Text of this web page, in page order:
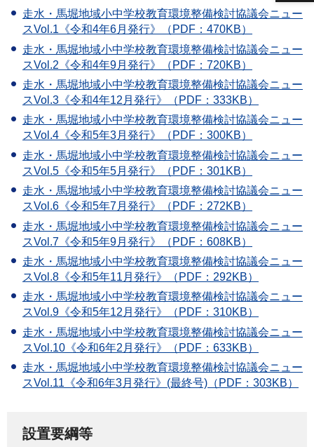
走水・馬堀地域小中学校教育環境整備検討協議会ニュー
スVol.1《令和4年6月発行》（PDF：470KB）
走水・馬堀地域小中学校教育環境整備検討協議会ニュー
スVol.2《令和4年9月発行》（PDF：720KB）
走水・馬堀地域小中学校教育環境整備検討協議会ニュー
スVol.3《令和4年12月発行》（PDF：333KB）
走水・馬堀地域小中学校教育環境整備検討協議会ニュー
スVol.4《令和5年3月発行》（PDF：300KB）
走水・馬堀地域小中学校教育環境整備検討協議会ニュー
スVol.5《令和5年5月発行》（PDF：301KB）
走水・馬堀地域小中学校教育環境整備検討協議会ニュー
スVol.6《令和5年7月発行》（PDF：272KB）
走水・馬堀地域小中学校教育環境整備検討協議会ニュー
スVol.7《令和5年9月発行》（PDF：608KB）
走水・馬堀地域小中学校教育環境整備検討協議会ニュー
スVol.8《令和5年11月発行》（PDF：292KB）
走水・馬堀地域小中学校教育環境整備検討協議会ニュー
スVol.9《令和5年12月発行》（PDF：310KB）
走水・馬堀地域小中学校教育環境整備検討協議会ニュー
スVol.10《令和6年2月発行》（PDF：633KB）
走水・馬堀地域小中学校教育環境整備検討協議会ニュー
スVol.11《令和6年3月発行》 (最終号) （PDF：303KB）
設置要綱等